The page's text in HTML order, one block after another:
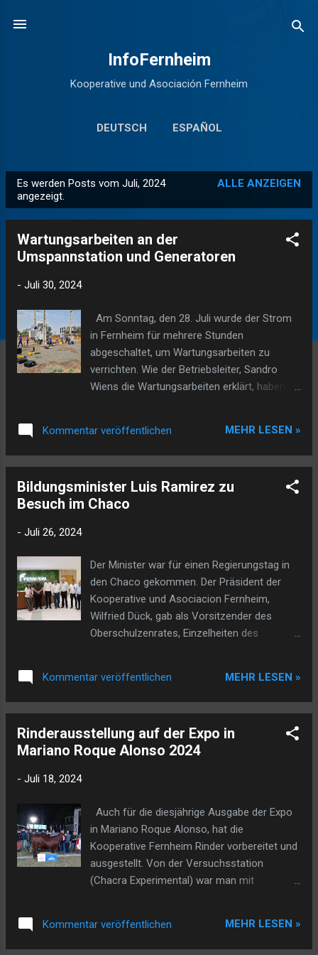
InfoFernheim
Kooperative und Asociación Fernheim
DEUTSCH ESPAÑOL
o
Es werden Posts vom Juli, 2024
angezeigt.
ALLE ANZEIGEN
Wartungsarbeiten an der
Umspannstation und Generatoren
- Juli 30, 2024
Am Sonntag, den 28. Juli wurde der Strom
in Fernheim für mehrere Stunden
abgeschaltet, um Wartungsarbeiten zu
verrichten. Wie der Betriebsleiter, Sandro
Wiens die Wartungsarbeiten erklärt, haben
dass die Stromlast um 15% angestiegen ist.
Allein von Januar bis Juli wurde in diesem
22% im Vergleich zum gleichen Zeitraum im
Jahr 2023 verzeichnet. In den letzten 12
Strom von ANDE gekommen ist. Auch der
nächste Sommer wird seine
Herausforderungen haben und von der
nationalen Stromversorgung ANDE wird nicht
mehr Energie zur Verfügung sein als im
vom Betrieb Redes y Servicios darum
Generatoren wurden die nötigen Wartungs -
und Reparturarbeiten durchgeführ...
Kommentar veröffentlichen MEHR LESEN »
Bildungsminister Luis Ramirez zu
Besuch im Chaco
- Juli 26, 2024
Der Minister war für einen Regierungstag in
den Chaco gekommen. Der Präsident der
Kooperative und Asociacion Fernheim,
Wilfried Dück, gab als Vorsitzender des
Oberschulzenrates, Einzelheiten des
Acomepa gelaufen. Neben den
unterschiedlichen Aktivitäten, denen der
mit dem Oberschulzenrat auf dem
Programm. Als Oberschulzenrat (Menno,
Chaco bereits machen. Ihm wurde darüber
eine schriftliche Zusammenfassung
überreicht. Dann wollte man von Minister
Ramirez wissen, wie der generelle Plan des
MEC aussieht. Momentan hat die Regierung
Minister behilflich ist, einen Erziehungsplan
Kommentar veröffentlichen MEHR LESEN »
Rinderausstellung auf der Expo in
Mariano Roque Alonso 2024
- Juli 18, 2024
Auch für die diesjährige Ausgabe der Expo
in Mariano Roque Alonso, hat die
Kooperative Fernheim Rinder vorbereitet und
ausgestellt. Von der Versuchsstation
(Chacra Experimental) war man mit
findet die Expo vom 6. bis zum 21. Juli statt.
Die Ausstellungstiere mussten jedoch schon
Kommentar veröffentlichen MEHR LESEN »